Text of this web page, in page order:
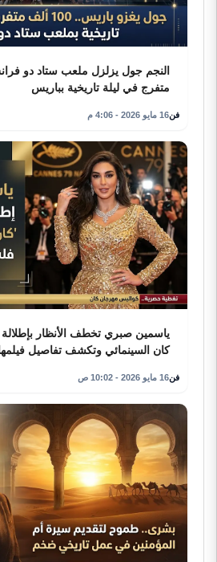
متفرج في ليلة تاريخية بباريس
فن16 مايو 2026 - 4:06 م
ياسمين صبري تخطف الأنظار
كان السينمائي وتكشف تفاصيل
فن16 مايو 2026 - 10:02 ص